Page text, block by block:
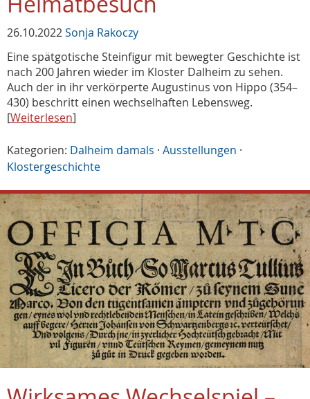
26.10.2022Sonja Rakoczy
Eine spätgotische Steinfigur mit bewegter Geschichte ist
nach 200 Jahren wieder im Kloster Dalheim zu sehen.
Auch der in ihr verkörperte Augustinus von Hippo (354–
430) beschritt einen wechselhaften Lebensweg.
[Weiterlesen]
Kategorien: Dalheim damals · Ausstellungen ·
Klostergeschichte